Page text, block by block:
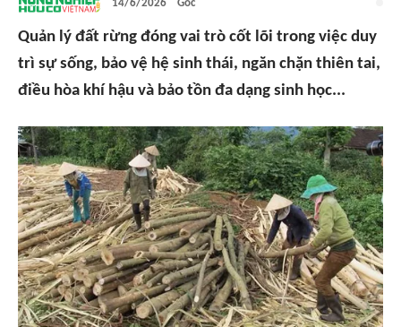
14/6/2026 Gốc
Quản lý đất rừng đóng vai trò cốt lõi trong việc duy
trì sự sống, bảo vệ hệ sinh thái, ngăn chặn thiên tai,
điều hòa khí hậu và bảo tồn đa dạng sinh học...